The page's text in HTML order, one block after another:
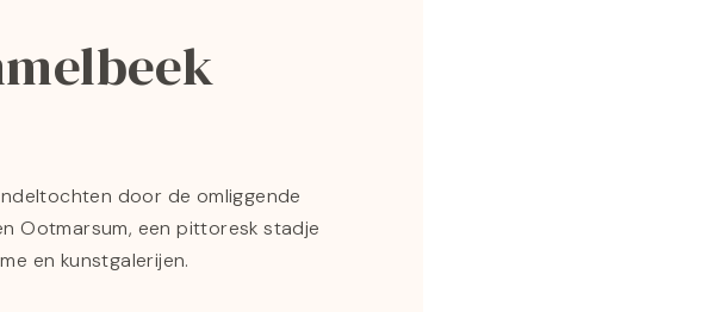
door de omliggende
Ootmarsum, een pittoresk stadje
en kunstgalerijen.